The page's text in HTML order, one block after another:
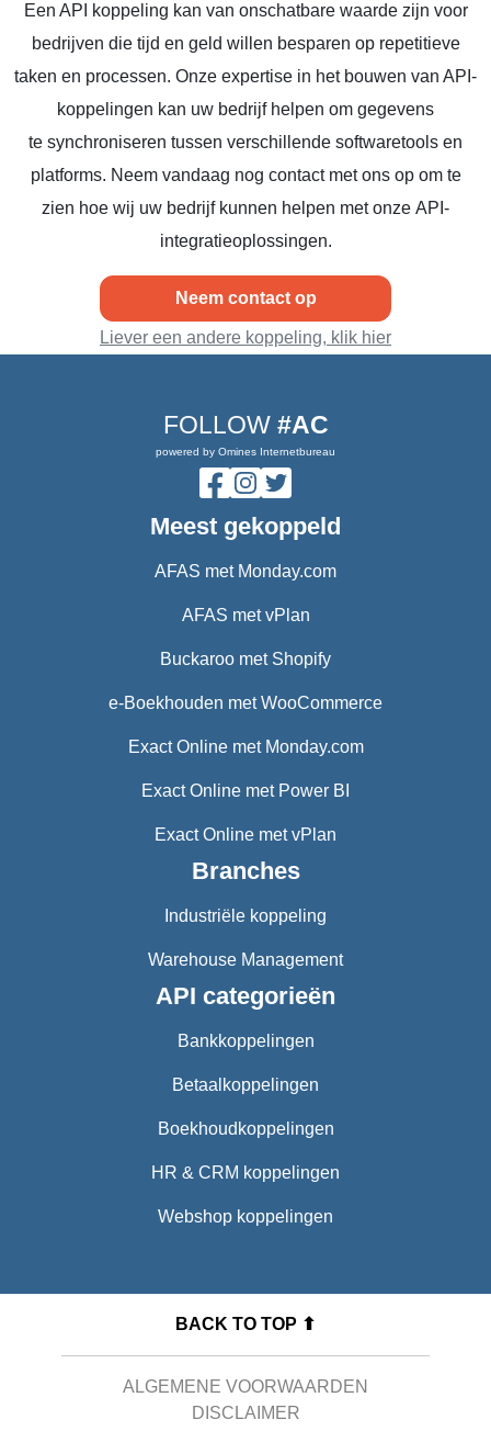
Een API koppeling kan van onschatbare waarde zijn voor
bedrijven die tijd en geld willen besparen op repetitieve
taken en processen. Onze expertise in het bouwen van API-
koppelingen kan uw bedrijf helpen om gegevens
te synchroniseren tussen verschillende softwaretools en
platforms. Neem vandaag nog contact met ons op om te
zien hoe wij uw bedrijf kunnen helpen met onze API-
integratieoplossingen.
Neem contact op
Liever een andere koppeling, klik hier
FOLLOW #AC
powered by Omines Internetbureau
Meest gekoppeld
AFAS met Monday.com
AFAS met vPlan
Buckaroo met Shopify
e-Boekhouden met WooCommerce
Exact Online met Monday.com
Exact Online met Power BI
Exact Online met vPlan
Branches
Industriële koppeling
Warehouse Management
API categorieën
Bankkoppelingen
Betaalkoppelingen
Boekhoudkoppelingen
HR & CRM koppelingen
Webshop koppelingen
BACK TO TOP ⬆
ALGEMENE VOORWAARDEN
DISCLAIMER